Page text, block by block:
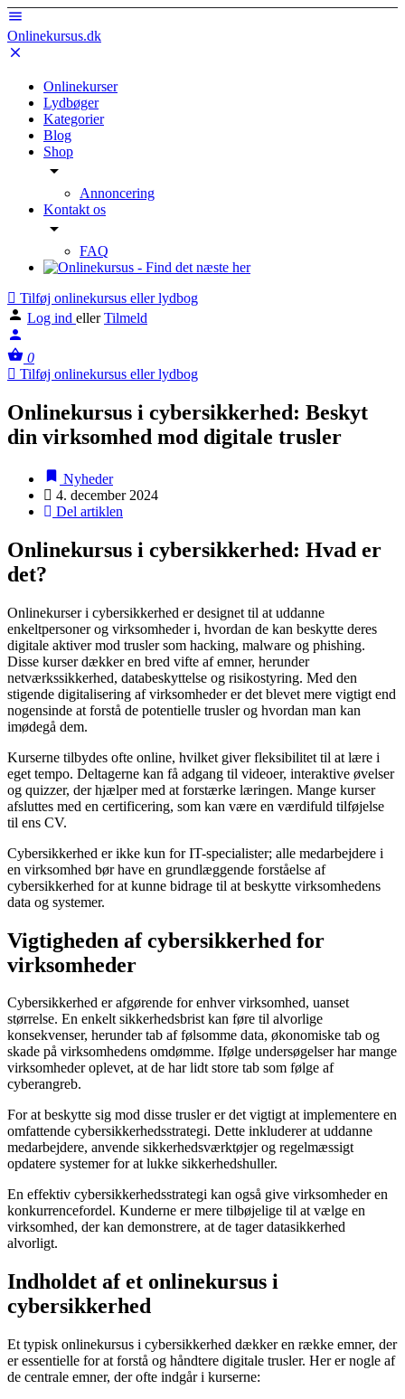
Onlinekursus.dk
Onlinekurser
Lydbøger
Kategorier
Blog
Shop
Annoncering
Kontakt os
FAQ
Tilføj onlinekursus eller lydbog
Log ind eller Tilmeld
0
Tilføj onlinekursus eller lydbog
Onlinekursus i cybersikkerhed: Beskyt
din virksomhed mod digitale trusler
Nyheder
4. december 2024
Del artiklen
Onlinekursus i cybersikkerhed: Hvad er
det?
Onlinekurser i cybersikkerhed er designet til at uddanne
enkeltpersoner og virksomheder i, hvordan de kan beskytte deres
digitale aktiver mod trusler som hacking, malware og phishing.
Disse kurser dækker en bred vifte af emner, herunder
netværkssikkerhed, databeskyttelse og risikostyring. Med den
stigende digitalisering af virksomheder er det blevet mere vigtigt end
nogensinde at forstå de potentielle trusler og hvordan man kan
imødegå dem.
Kurserne tilbydes ofte online, hvilket giver fleksibilitet til at lære i
eget tempo. Deltagerne kan få adgang til videoer, interaktive øvelser
og quizzer, der hjælper med at forstærke læringen. Mange kurser
afsluttes med en certificering, som kan være en værdifuld tilføjelse
til ens CV.
Cybersikkerhed er ikke kun for IT-specialister; alle medarbejdere i
en virksomhed bør have en grundlæggende forståelse af
cybersikkerhed for at kunne bidrage til at beskytte virksomhedens
data og systemer.
Vigtigheden af cybersikkerhed for
virksomheder
Cybersikkerhed er afgørende for enhver virksomhed, uanset
størrelse. En enkelt sikkerhedsbrist kan føre til alvorlige
konsekvenser, herunder tab af følsomme data, økonomiske tab og
skade på virksomhedens omdømme. Ifølge undersøgelser har mange
virksomheder oplevet, at de har lidt store tab som følge af
cyberangreb.
For at beskytte sig mod disse trusler er det vigtigt at implementere en
omfattende cybersikkerhedsstrategi. Dette inkluderer at uddanne
medarbejdere, anvende sikkerhedsværktøjer og regelmæssigt
opdatere systemer for at lukke sikkerhedshuller.
En effektiv cybersikkerhedsstrategi kan også give virksomheder en
konkurrencefordel. Kunderne er mere tilbøjelige til at vælge en
virksomhed, der kan demonstrere, at de tager datasikkerhed
alvorligt.
Indholdet af et onlinekursus i
cybersikkerhed
Et typisk onlinekursus i cybersikkerhed dækker en række emner, der
er essentielle for at forstå og håndtere digitale trusler. Her er nogle af
de centrale emner, der ofte indgår i kurserne: